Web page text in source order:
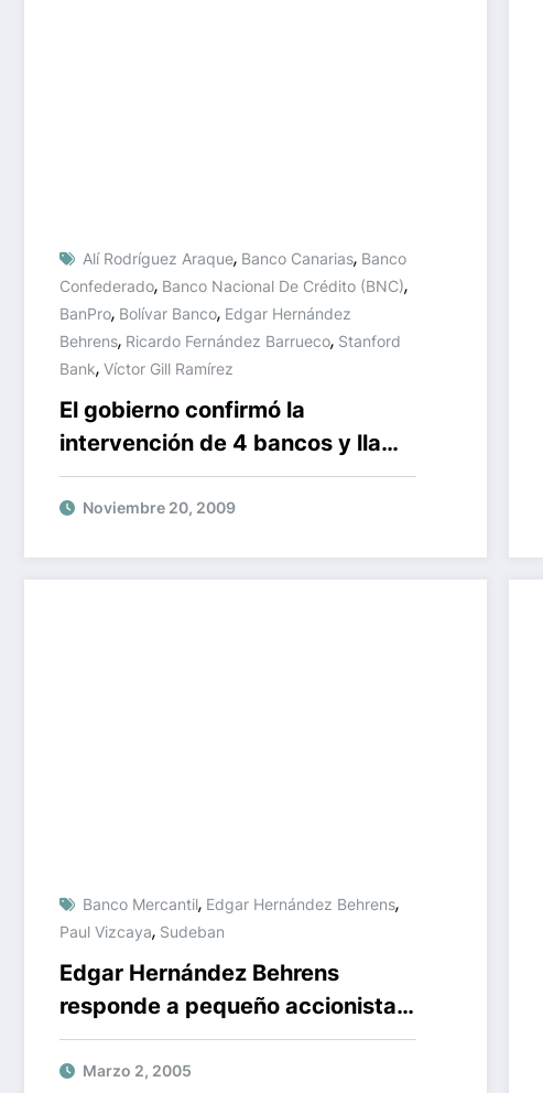
Alí Rodríguez Araque, Banco Canarias, Banco
Confederado, Banco Nacional De Crédito (BNC),
BanPro, Bolívar Banco, Edgar Hernández
Behrens, Ricardo Fernández Barrueco, Stanford
Bank, Víctor Gill Ramírez
El gobierno confirmó la
intervención de 4 bancos y llama
a los clientes a la “calma”
Noviembre 20, 2009
Banco Mercantil, Edgar Hernández Behrens,
Paul Vizcaya, Sudeban
Edgar Hernández Behrens
responde a pequeño accionista
del Mercantil
Marzo 2, 2005